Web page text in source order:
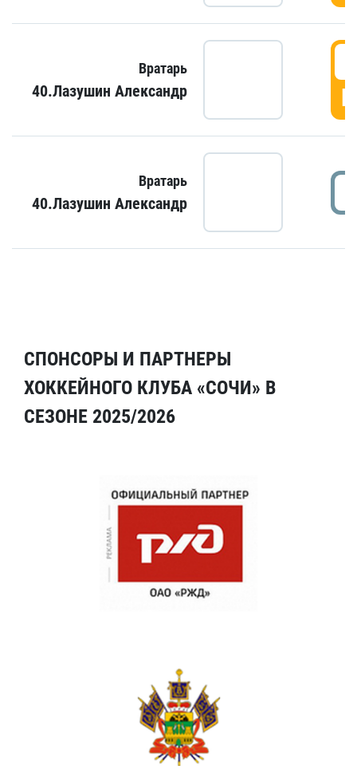
Вратарь
40.Лазушин Александр
Вратарь
40.Лазушин Александр
СПОНСОРЫ И ПАРТНЕРЫ
ХОККЕЙНОГО КЛУБА «СОЧИ» В
СЕЗОНЕ 2025/2026